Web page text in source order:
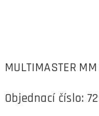
MULTIMASTER
Objednací číslo: